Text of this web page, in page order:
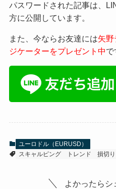
パスワードされた記事は、
方に公開しています。
また、今ならお友達には矢
ジケーターをプレゼント中で
ユーロドル（EURUSD）
スキャルピング
トレンド 損切り
よかったらシ